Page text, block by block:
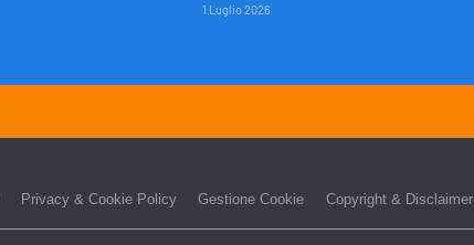
1 Luglio 2026
Privacy & Cookie Policy Gestione Cookie Copyright & Disclaimer